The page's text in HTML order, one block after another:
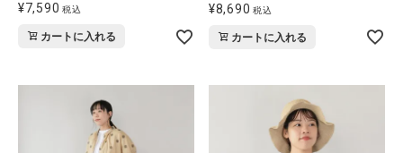
¥7,590 税込
カートに入れる
¥8,690 税込
カートに入れる